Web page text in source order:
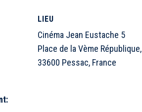
LIEU
Cinéma Jean Eustache 5
Place de la Vème République,
33600 Pessac, France